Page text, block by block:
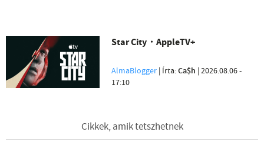
Star City・AppleTV+
AlmaBlogger | Írta:Ca$h |2026.08.06 -
17:10
Cikkek, amik tetszhetnek